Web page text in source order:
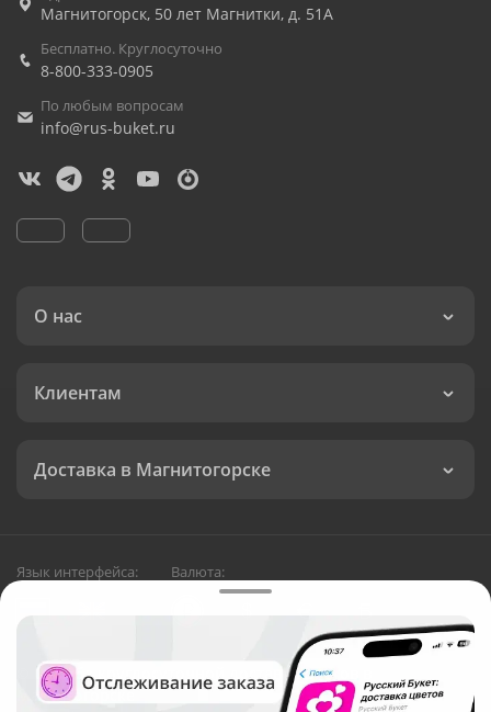
Магнитогорск, 50 лет Магнитки, д. 51А
Бесплатно. Круглосуточно
8-800-333-0905
По любым вопросам
info@rus-buket.ru
О нас
Клиентам
Доставка в Магнитогорске
Язык интерфейса: Валюта:
Служба круглосуточной доставки цветов в
Магнитогорске